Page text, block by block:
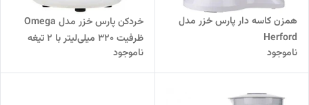
همزن کاسه دار پارس خزر مدل
Herford
ناموجود
خردکن پارس خزر مدل Omega
ظرفیت ۳۲۰ میلی‌لیتر با ۲ تیغه
ناموجود